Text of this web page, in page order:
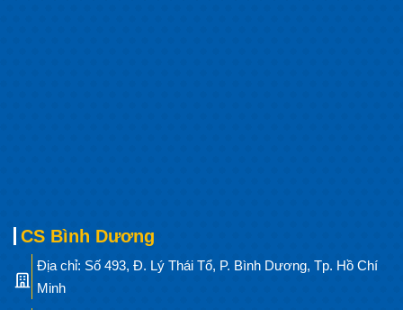
CS Bình Dương
Địa chỉ: Số 493, Đ. Lý Thái Tổ, P. Bình Dương, Tp. Hồ Chí
Minh